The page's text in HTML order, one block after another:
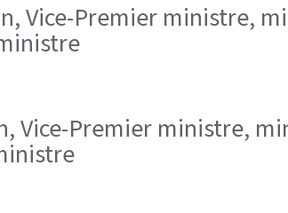
Vice-Premier ministre,
Vice-Premier ministre,